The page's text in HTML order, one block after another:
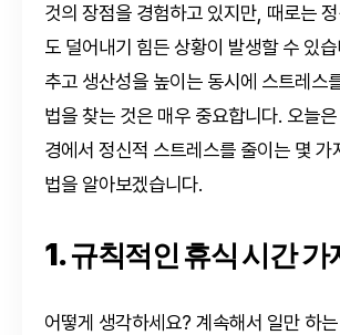
것의 장점을 경험하고 있지만, 때로는
도 덜어내기 힘든 상황이 발생할 수 있
추고 생산성을 높이는 동시에 스트레스
법을 찾는 것은 매우 중요합니다. 오늘은
경에서 정신적 스트레스를 줄이는 몇 가
법을 알아보겠습니다.
1. 규칙적인 휴식 시간 가
어떻게 생각하세요? 계속해서 일만 하